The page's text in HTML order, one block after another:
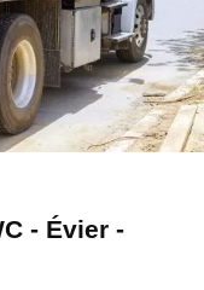
- Évier -